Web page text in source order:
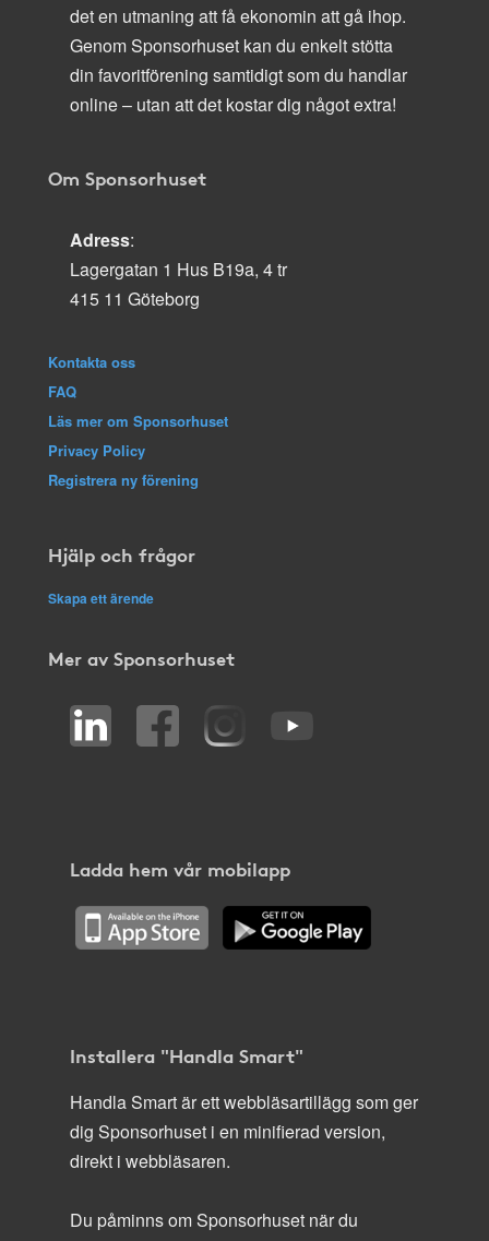
det en utmaning att få ekonomin att gå ihop.
Genom Sponsorhuset kan du enkelt stötta
din favoritförening samtidigt som du handlar
online – utan att det kostar dig något extra!
Om Sponsorhuset
Adress:
Lagergatan 1 Hus B19a, 4 tr
415 11 Göteborg
Kontakta oss
FAQ
Läs mer om Sponsorhuset
Privacy Policy
Registrera ny förening
Hjälp och frågor
Skapa ett ärende
Mer av Sponsorhuset
Ladda hem vår mobilapp
Installera "Handla Smart"
Handla Smart är ett webbläsartillägg som ger
dig Sponsorhuset i en minifierad version,
direkt i webbläsaren.
Du påminns om Sponsorhuset när du